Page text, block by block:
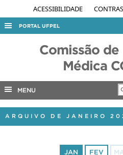
ACESSIBILIDADE
PORTAL UFPEL
EDITAIS
Comissão
Médica
MENU
ARQUIVO DE JANEIRO
JAN FEV